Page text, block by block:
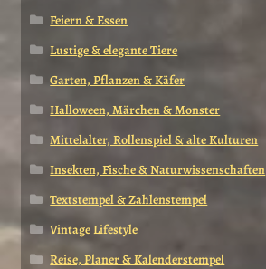
Feiern & Essen
Lustige & elegante Tiere
Garten, Pflanzen & Käfer
Halloween, Märchen & Monster
Mittelalter, Rollenspiel & alte Kulturen
Insekten, Fische & Naturwissenschaften
Textstempel & Zahlenstempel
Vintage Lifestyle
Reise, Planer & Kalenderstempel